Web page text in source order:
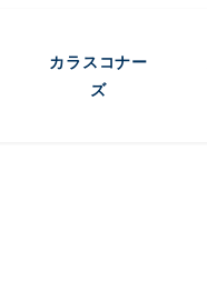
カラスコナー
ズ